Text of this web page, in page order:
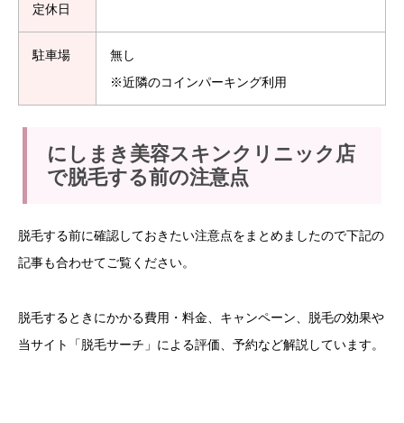
定休日
駐車場
無し
※近隣のコインパーキング利用
にしまき美容スキンクリニック店
で脱毛する前の注意点
脱毛する前に確認しておきたい注意点をまとめましたので下記の
記事も合わせてご覧ください。
脱毛するときにかかる費用・料金、キャンペーン、脱毛の効果や
当サイト「脱毛サーチ」による評価、予約など解説しています。